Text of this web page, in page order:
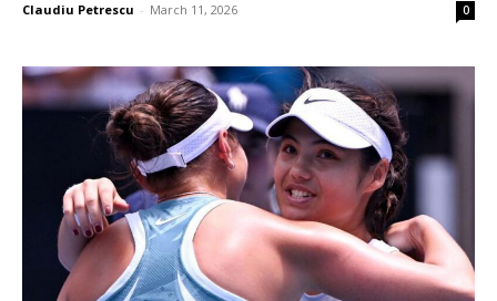
Claudiu Petrescu - March 11, 2026 0